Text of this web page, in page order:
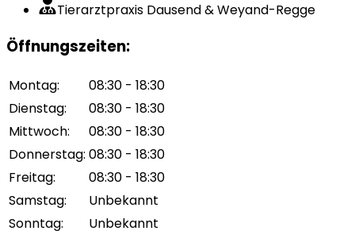
Tierarztpraxis Dausend & Weyand-Regge
Öffnungszeiten:
Montag:
08:30 - 18:30
Dienstag:
08:30 - 18:30
Mittwoch:
08:30 - 18:30
Donnerstag: 08:30 - 18:30
Freitag:
08:30 - 18:30
Samstag:
Unbekannt
Sonntag: Unbekannt